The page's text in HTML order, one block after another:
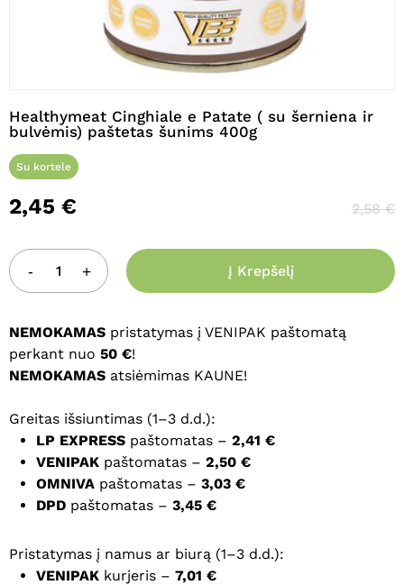
Healthymeat Cinghiale e Patate ( su šerniena ir
bulvėmis) paštetas šunims 400g
Su kortele
2,45 € 2,58€
Į Krepšelį
NEMOKAMAS pristatymas į VENIPAK paštomatą
perkant nuo 50 €!
NEMOKAMAS atsiėmimas KAUNE!
Greitas išsiuntimas (1–3 d.d.):
LP EXPRESS paštomatas – 2,41 €
VENIPAK paštomatas – 2,50 €
OMNIVA paštomatas – 3,03 €
DPD paštomatas – 3,45 €
Pristatymas į namus ar biurą (1–3 d.d.):
VENIPAK kurjeris – 7,01 €
išsaugoti vardą, el. pašto adresą ir
interneto puslapį, kad jų nebereiktų
parašyti komentarą.